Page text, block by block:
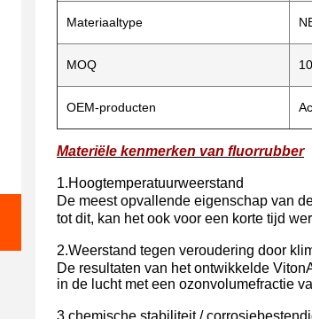
Materiaaltype
MOQ
OEM-producten
Materiële kenmerken van fluorrubber
1.Hoogtemperatuurweerstand
De meest opvallende eigenschap van
tot dit, kan het ook voor een korte tijd
2.Weerstand tegen veroudering door
De resultaten van het ontwikkelde
in de lucht met een ozonvolumefractie
3.chemische stabiliteit /